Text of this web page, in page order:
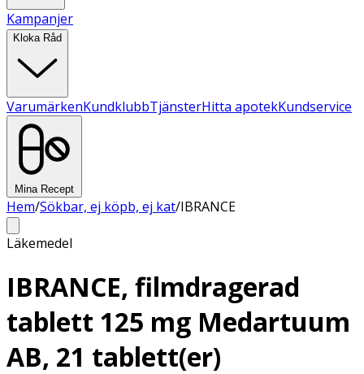
Kampanjer
Kloka Råd
VarumärkenKundklubbTjänsterHitta apotekKundservice
Mina Recept
Hem/Sökbar, ej köpb, ej kat/IBRANCE
Läkemedel
IBRANCE, filmdragerad
tablett 125 mg Medartuum
AB, 21 tablett(er)